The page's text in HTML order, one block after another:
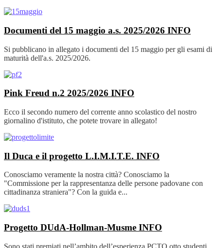
Documenti del 15 maggio a.s. 2025/2026 INFO
Si pubblicano in allegato i documenti del 15 maggio per gli esami di
maturità dell'a.s. 2025/2026.
Pink Freud n.2 2025/2026 INFO
Ecco il secondo numero del corrente anno scolastico del nostro
giornalino d'istituto, che potete trovare in allegato!
Il Duca e il progetto L.I.M.I.T.E. INFO
Conosciamo veramente la nostra città? Conosciamo la
"Commissione per la rappresentanza delle persone padovane con
cittadinanza straniera"? Con la guida e...
Progetto DUdA-Hollman-Musme INFO
Sono stati premiati nell’ambito dell’esperienza PCTO otto studenti